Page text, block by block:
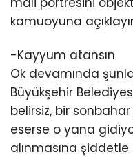
kamuoyuna
-Kayyum atansın
Ok devamında
Büyükşehir
belirsiz, bir
eserse o yana
alınmasına şiddetle